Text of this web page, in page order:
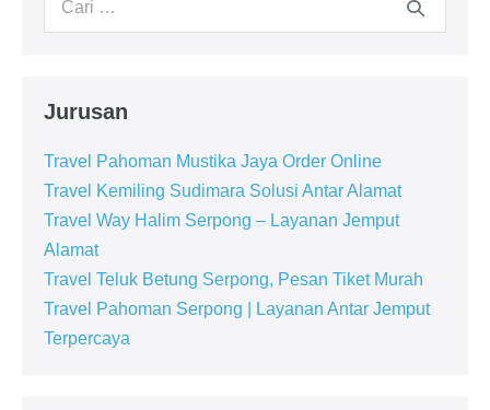
Jurusan
Travel Pahoman Mustika Jaya Order Online
Travel Kemiling Sudimara Solusi Antar Alamat
Travel Way Halim Serpong – Layanan Jemput
Alamat
Travel Teluk Betung Serpong, Pesan Tiket Murah
Travel Pahoman Serpong | Layanan Antar Jemput
Terpercaya